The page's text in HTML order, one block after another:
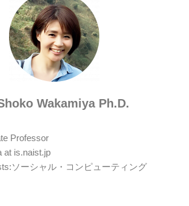
Wakamiya Ph.D.
Professor
at is.naist.jp
ソーシャル・コンピューティング